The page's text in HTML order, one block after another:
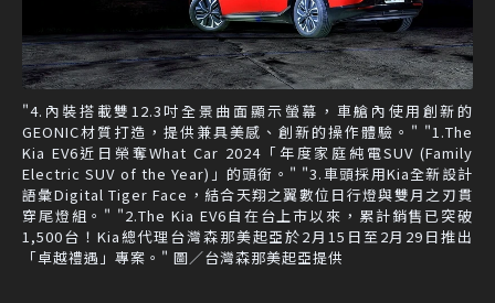
"4.內裝搭載雙12.3吋全景曲面顯示螢幕，車艙內使用創新的
GEONIC材質打造，提供兼具美感、創新的操作體驗。" "1.The
Kia EV6近日榮奪What Car 2024「年度家庭純電SUV (Family
Electric SUV of the Year)」的頭銜。" "3.車頭採用Kia全新設計
語彙Digital Tiger Face，結合天翔之翼數位日行燈與雙月之刃貫
穿尾燈組。" "2.The Kia EV6自在台上市以來，累計銷售已突破
1,500台！Kia總代理台灣森那美起亞於2月15日至2月29日推出
「卓越禮遇」專案。" 圖／台灣森那美起亞提供